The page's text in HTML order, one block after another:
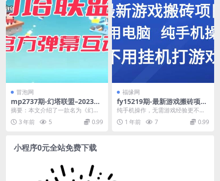
冒泡网
mp2737期-幻塔联盟–2023抖
音最新最火爆弹幕互动游戏
【开播教程+起号教程+对接报
白等】(《幻塔联盟》抖音弹幕
摘要：本文介绍了一款名为《幻塔
联盟》的抖音弹幕互动游戏，该游
戏于2023年推出，...
3 年前 5 0.99
福缘网
fy15219期-最新游戏搬砖项
目，纯手机操作，不用电脑挂
机打游戏，网创副业兼职
纯手机操作，无需游戏经验更不需
要玩游戏，包教包会细致拆解项目
原理，所有数据支持任...
1 年前 7 0.99
小程序0元全站免费下载